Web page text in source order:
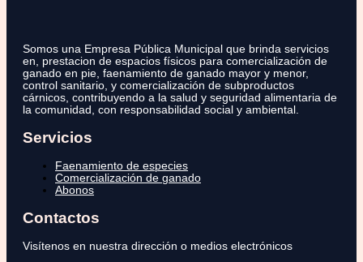
Somos una Empresa Pública Municipal que brinda servicios
en, prestacion de espacios físicos para comercialización de
ganado en pie, faenamiento de ganado mayor y menor,
control sanitario, y comercialización de subproductos
cárnicos, contribuyendo a la salud y seguridad alimentaria de
la comunidad, con responsabilidad social y ambiental.
Servicios
Faenamiento de especies
Comercialización de ganado
Abonos
Contactos
Visítenos en nuestra dirección o medios electrónicos